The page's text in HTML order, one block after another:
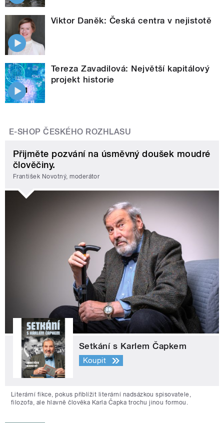
Viktor Daněk: Česká centra v nejistotě
Tereza Zavadilová: Největší kapitálový
projekt historie
E-SHOP ČESKÉHO ROZHLASU
Přijměte pozvání na úsměvný doušek moudré
člověčiny.
František Novotný, moderátor
Setkání s Karlem Čapkem
Koupit
Literární fikce, pokus přiblížit literární nadsázkou spisovatele,
filozofa, ale hlavně člověka Karla Čapka trochu jinou formou.